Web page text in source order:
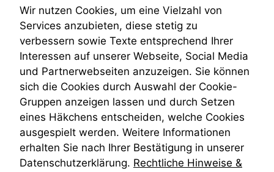
Teilungsklage
Venezuela
VRK
Wiederherstellungsanordnung
Zivilprozessordnung
ZPO
Zustellfiktion
Zuständigkeit
Öffentliches Personalrecht
Öffentlichkeitsprinzip
Wir nutzen Cookies, um eine Vielzahl von
Services anzubieten, diese stetig zu
verbessern sowie Texte entsprechend Ihrer
Interessen auf unserer Webseite, Social Media
und Partnerwebseiten anzuzeigen. Sie können
sich die Cookies durch Auswahl der Cookie-
Gruppen anzeigen lassen und durch Setzen
eines Häkchens entscheiden, welche Cookies
ausgespielt werden. Weitere Informationen
erhalten Sie nach Ihrer Bestätigung in unserer
Datenschutzerklärung. Rechtliche Hinweise &